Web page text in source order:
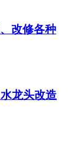
改修各种
龙头改造